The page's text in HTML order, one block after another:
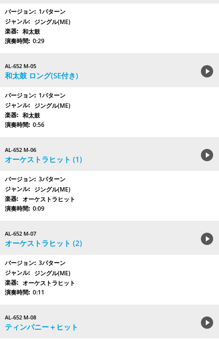
1パターン
ジングル(ME)
和太鼓
0:29
AL-652 M-05
和太鼓 ロング(SE付き)
1パターン
ジングル(ME)
和太鼓
0:56
AL-652 M-06
オーケストラヒット (1)
3パターン
ジングル(ME)
オーケストラヒット
0:09
AL-652 M-07
オーケストラヒット (2)
3パターン
ジングル(ME)
オーケストラヒット
0:11
AL-652 M-08
ティンパニー＋ヒット